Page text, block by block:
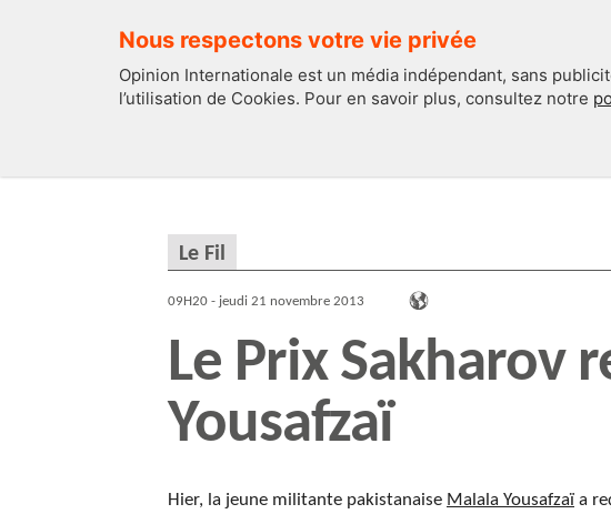
Nous respectons votre vie privée
Opinion Internationale est un média indépendant, sans
l’utilisation de Cookies. Pour en savoir plus, consultez notre
Le Fil
09H20 - jeudi 21 novembre 2013
Le Prix Sakharov
Yousafzaï
Hier, la jeune militante pakistanaise Malala Yousafzaï a